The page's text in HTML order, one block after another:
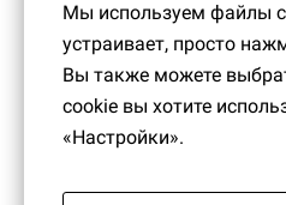
балет в постановке
Фоссано). Эскизы
Валериани, написал их
руководство осуществлял
Мы используем файлы
устраивает, просто
Вы также можете
cookie вы хотите
«Настройки».